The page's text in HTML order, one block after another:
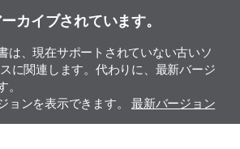
カイブされています。
は、現在サポートされていない古いソ
に関連します。代わりに、最新バージ
ョンを表示できます。 最新バージョン